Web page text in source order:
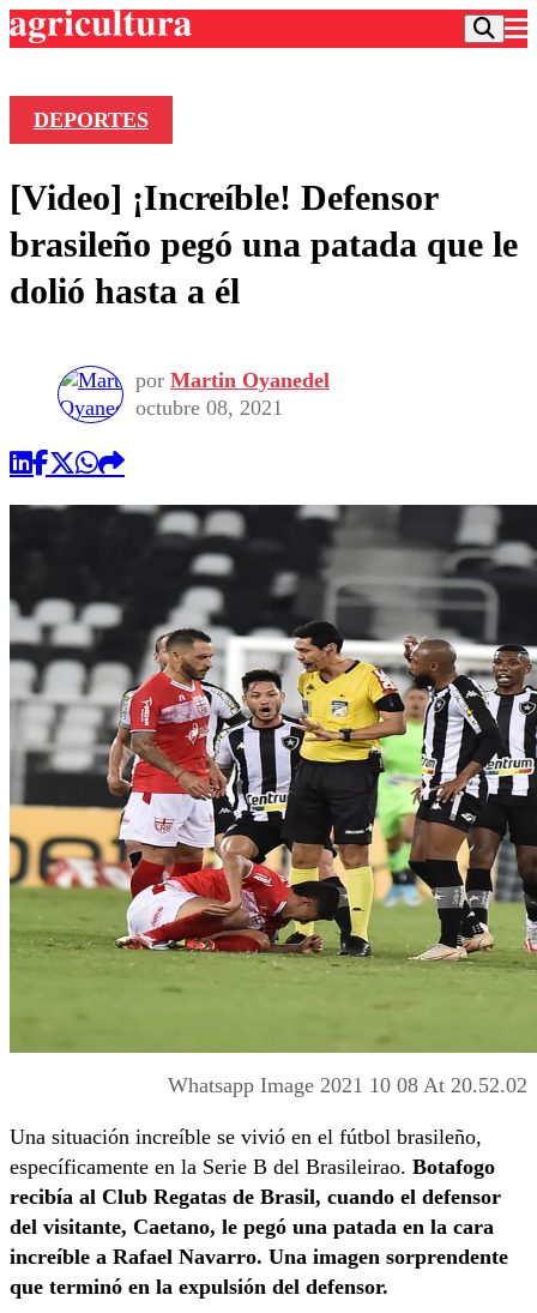
Frecuencias
Agricultura TV
Deportes
Colo Colo
Otros Deportes
Seleccion Chilena
Torneo Internacional
Universidad de Chile
Entretención
Dato Practico
Economía
Internacional
Sustentabilidad
Publicaciones en medios
Opinión
DEPORTES
[Video] ¡Increíble! Defensor
brasileño pegó una patada que le
dolió hasta a él
por Martin Oyanedel
octubre 08, 2021
Whatsapp Image 2021 10 08 At 20.52.02
Una situación increíble se vivió en el fútbol brasileño,
específicamente en la Serie B del Brasileirao. Botafogo
recibía al Club Regatas de Brasil, cuando el defensor
del visitante, Caetano, le pegó una patada en la cara
increíble a Rafael Navarro. Una imagen sorprendente
que terminó en la expulsión del defensor.